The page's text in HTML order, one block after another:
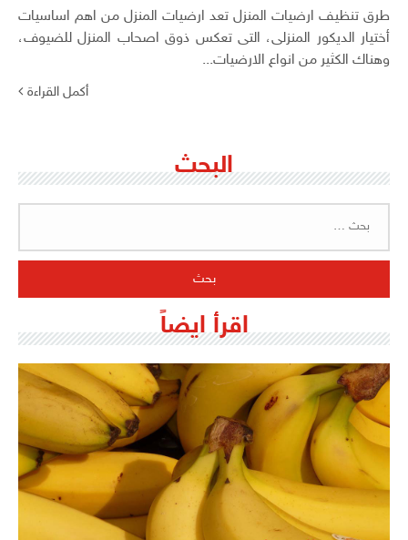
طرق تنظيف ارضيات المنزل تعد ارضيات المنزل من اهم اساسيات
أختيار الديكور المنزلى، التى تعكس ذوق اصحاب المنزل للضيوف،
وهناك الكثير من انواع الارضيات...
أكمل القراءة
البحث
اقرأ ايضاً